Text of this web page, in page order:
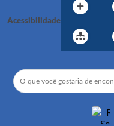
Acessibilidade